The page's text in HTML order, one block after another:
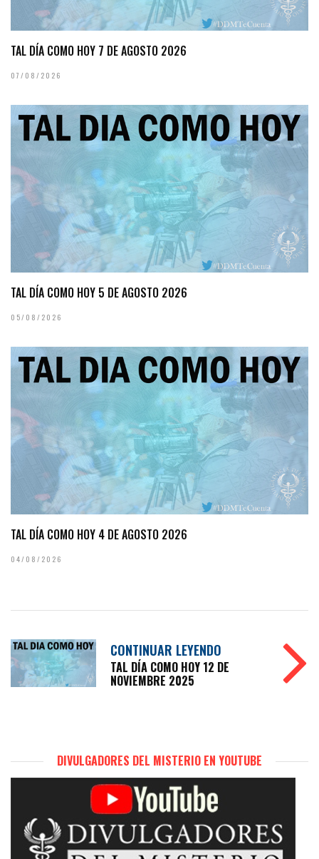
TAL DÍA COMO HOY 7 DE AGOSTO 2026
07/08/2026
TAL DÍA COMO HOY 5 DE AGOSTO 2026
05/08/2026
TAL DÍA COMO HOY 4 DE AGOSTO 2026
04/08/2026
CONTINUAR LEYENDO
TAL DÍA COMO HOY 12 DE
NOVIEMBRE 2025
DIVULGADORES DEL MISTERIO EN YOUTUBE